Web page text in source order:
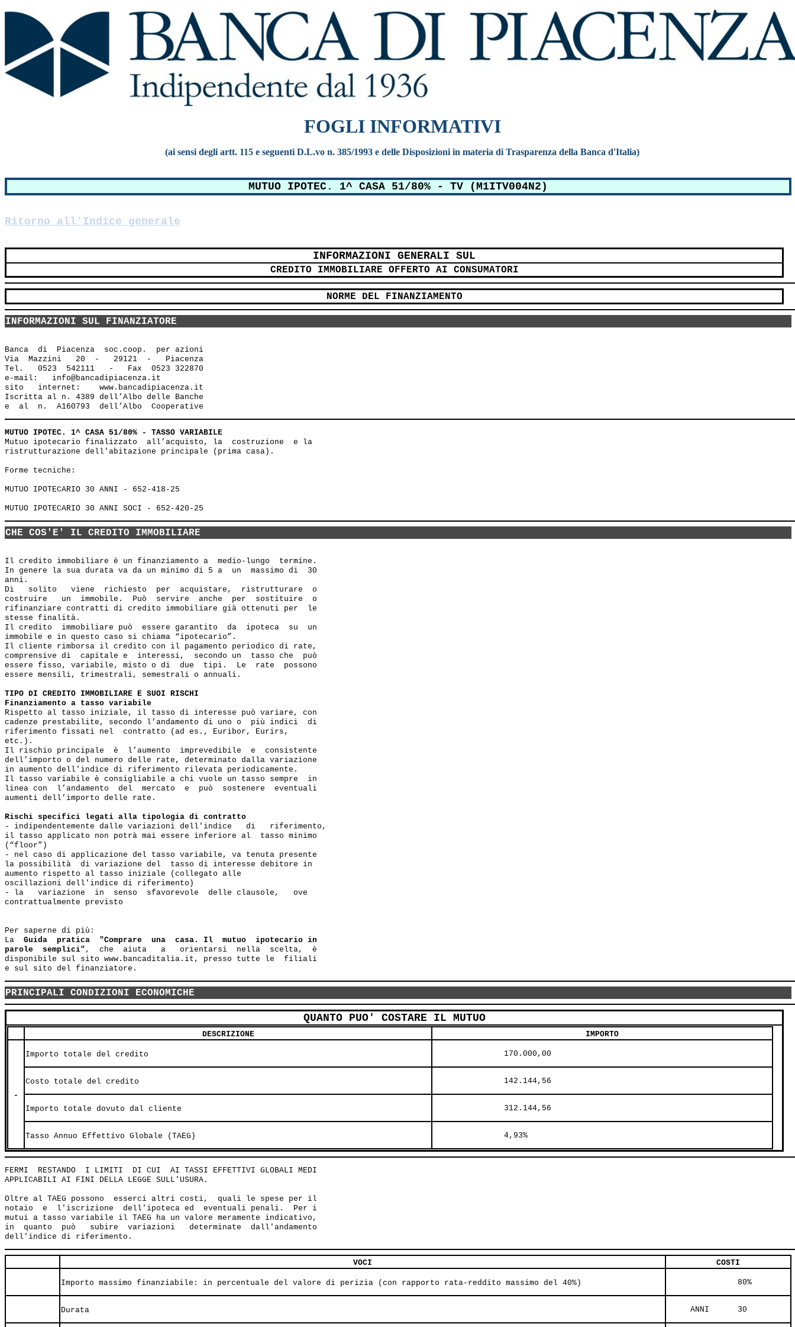
FOGLI INFORMATIVI
(ai sensi degli artt. 115 e seguenti D.L.vo n. 385/1993 e delle Disposizioni in materia di Trasparenza della Banca d'Italia)
MUTUO IPOTEC. 1^ CASA 51/80% - TV (M1ITV004N2)
Ritorno all'Indice generale
INFORMAZIONI GENERALI SUL
CREDITO IMMOBILIARE OFFERTO AI CONSUMATORI
NORME DEL FINANZIAMENTO
INFORMAZIONI SUL FINANZIATORE
Banca  di  Piacenza  soc.coop.  per azioni
Via  Mazzini   20  -   29121  -   Piacenza
Tel.   0523  542111   -   Fax  0523 322870
e-mail:   info@bancadipiacenza.it
sito   internet:    www.bancadipiacenza.it
Iscritta al n. 4389 dell’Albo delle Banche
MUTUO IPOTEC. 1^ CASA 51/80% - TASSO VARIABILE
Mutuo ipotecario finalizzato  all’acquisto, la  costruzione  e la
ristrutturazione dell'abitazione principale (prima casa).
Forme tecniche:
MUTUO IPOTECARIO 30 ANNI - 652-418-25
CHE COS'E' IL CREDITO IMMOBILIARE
Il credito immobiliare è un finanziamento a  medio-lungo  termine.
In genere la sua durata va da un minimo di 5 a  un  massimo di  30
anni.
Di   solito   viene  richiesto  per  acquistare,  ristrutturare  o
costruire   un  immobile.  Può  servire  anche  per  sostituire  o
rifinanziare contratti di credito immobiliare già ottenuti per  le
stesse finalità.
Il credito  immobiliare può  essere garantito  da  ipoteca  su  un
immobile e in questo caso si chiama “ipotecario”.
Il cliente rimborsa il credito con il pagamento periodico di rate,
comprensive di  capitale e  interessi,  secondo un  tasso che  può
essere fisso, variabile, misto o di  due  tipi.  Le  rate  possono
essere mensili, trimestrali, semestrali o annuali.
TIPO DI CREDITO IMMOBILIARE E SUOI RISCHI
Finanziamento a tasso variabile
Rispetto al tasso iniziale, il tasso di interesse può variare, con
cadenze prestabilite, secondo l’andamento di uno o  più indici  di
riferimento fissati nel  contratto (ad es., Euribor, Eurirs,
etc.).
Il rischio principale  è  l’aumento  imprevedibile  e  consistente
dell’importo o del numero delle rate, determinato dalla variazione
in aumento dell'indice di riferimento rilevata periodicamente.
Il tasso variabile è consigliabile a chi vuole un tasso sempre  in
linea con  l’andamento  del  mercato  e  può  sostenere  eventuali
aumenti dell’importo delle rate.
Rischi specifici legati alla tipologia di contratto
- indipendentemente dalle variazioni dell'indice   di   riferimento,
il tasso applicato non potrà mai essere inferiore al  tasso minimo
(“floor”)
- nel caso di applicazione del tasso variabile, va tenuta presente
la possibilità  di variazione del  tasso di interesse debitore in
aumento rispetto al tasso iniziale (collegato alle
oscillazioni dell'indice di riferimento)
- la   variazione  in  senso  sfavorevole  delle clausole,   ove
contrattualmente previsto
Per saperne di più:
La Guida  pratica  "Comprare  una  casa. Il  mutuo  ipotecario in
parole  semplici" ,  che  aiuta   a   orientarsi  nella  scelta,  è
disponibile sul sito www.bancaditalia.it, presso tutte le  filiali
PRINCIPALI CONDIZIONI ECONOMICHE
QUANTO PUO' COSTARE IL MUTUO
DESCRIZIONE IMPORTO
-
Importo totale del credito
               170.000,00
Costo totale del credito
               142.144,56
Importo totale dovuto dal cliente
               312.144,56
Tasso Annuo Effettivo Globale (TAEG)
               4,93%
FERMI  RESTANDO  I LIMITI  DI CUI  AI TASSI EFFETTIVI GLOBALI MEDI
APPLICABILI AI FINI DELLA LEGGE SULL'USURA.
Oltre al TAEG possono  esserci altri costi,  quali le spese per il
notaio  e  l'iscrizione  dell'ipoteca ed  eventuali penali.  Per i
mutui a tasso variabile il TAEG ha un valore meramente indicativo,
in  quanto  può   subire  variazioni   determinate  dall'andamento
VOCI COSTI
Importo massimo finanziabile: in percentuale del valore di perizia (con rapporto rata-reddito massimo del 40%)
               80%
Durata
     ANNI      30